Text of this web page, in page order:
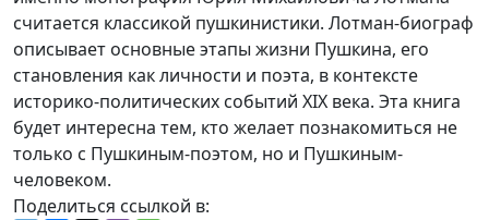
считается классикой пушкинистики. Лотман-биограф
описывает основные этапы жизни Пушкина, его
становления как личности и поэта, в контексте
историко-политических событий XIX века. Эта книга
будет интересна тем, кто желает познакомиться не
только с Пушкиным-поэтом, но и Пушкиным-
человеком.
Поделиться ссылкой в: